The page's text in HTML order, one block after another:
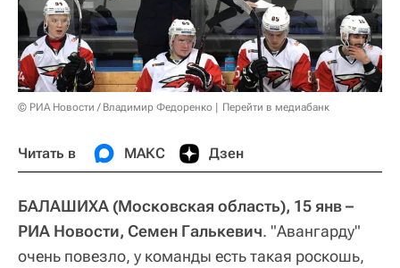
© РИА Новости / Владимир Федоренко Перейти в медиабанк
Читать в МАКС Дзен
БАЛАШИХА (Московская область), 15 янв –
РИА Новости, Семен Галькевич. "Авангарду"
очень повезло, у команды есть такая роскошь,